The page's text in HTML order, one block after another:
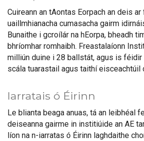
Cuireann an tAontas Eorpach an deis
uaillmhianacha cumasacha gairm
Bunaithe i gcroílár na hEorpa, bheadh
bhríomhar romhaibh. Freastalaíonn
milliún duine i 28 ballstát, agus is
scála tuarastail agus taithí eisceachtúil
Iarratais ó Éirinn
Le blianta beaga anuas, tá an leibhéal
deiseanna gairme in institiúide an AE
líon na n-iarratas ó Éirinn laghdaithe